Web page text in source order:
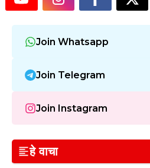
Join Whatsapp
Join Telegram
Join Instagram
हे वाचा